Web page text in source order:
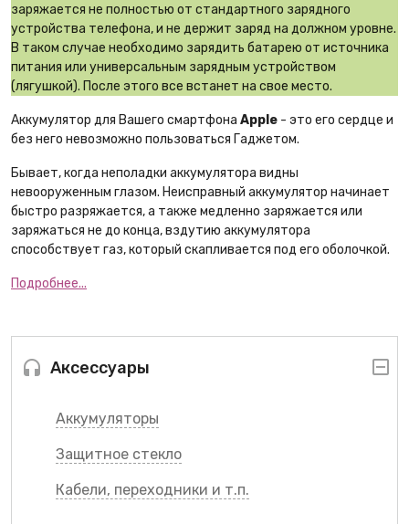
Аксессуары
Аккумуляторы
Защитное стекло
Кабели, переходники и т.п.
заряжается не полностью от стандартного зарядного
устройства телефона, и не держит заряд на должном уровне.
В таком случае необходимо зарядить батарею от источника
питания или универсальным зарядным устройством
(лягушкой). После этого все встанет на свое место.
Аккумулятор для Вашего смартфона Apple - это его сердце и
без него невозможно пользоваться Гаджетом.
Бывает, когда неполадки аккумулятора видны
невооруженным глазом. Неисправный аккумулятор начинает
быстро разряжается, а также медленно заряжается или
заряжаться не до конца, вздутию аккумулятора
способствует газ, который скапливается под его оболочкой.
Подробнее...